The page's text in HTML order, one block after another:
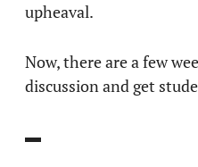
upheaval.
Now, there are a few
discussion and get
▬